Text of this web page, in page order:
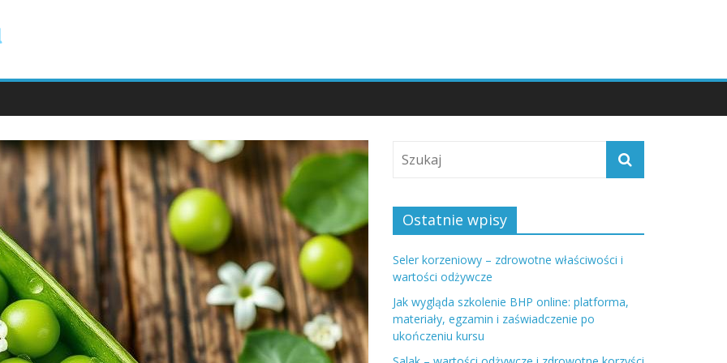
Ostatnie wpisy
Seler korzeniowy – zdrowotne właściwości i
wartości odżywcze
Jak wygląda szkolenie BHP online: platforma,
materiały, egzamin i zaświadczenie po
ukończeniu kursu